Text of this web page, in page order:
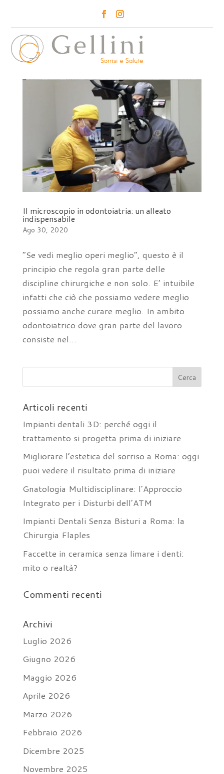
Il microscopio in odontoiatria: un alleato
indispensabile
Ago 30, 2020
“Se vedi meglio operi meglio”, questo è il
principio che regola gran parte delle
discipline chirurgiche e non solo. E’ intuibile
infatti che ciò che possiamo vedere meglio
possiamo anche curare meglio. In ambito
odontoiatrico dove gran parte del lavoro
consiste nel...
Articoli recenti
Impianti dentali 3D: perché oggi il
trattamento si progetta prima di iniziare
Migliorare l’estetica del sorriso a Roma: oggi
puoi vedere il risultato prima di iniziare
Gnatologia Multidisciplinare: l’Approccio
Integrato per i Disturbi dell’ATM
Impianti Dentali Senza Bisturi a Roma: la
Chirurgia Flaples
Faccette in ceramica senza limare i denti:
mito o realtà?
Commenti recenti
Archivi
Luglio 2026
Giugno 2026
Maggio 2026
Aprile 2026
Marzo 2026
Febbraio 2026
Dicembre 2025
Novembre 2025